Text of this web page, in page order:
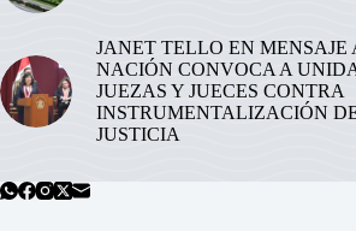
JANET TELLO EN MENSAJE
NACIÓN CONVOCA A
JUEZAS Y JUECES CONTRA
INSTRUMENTALIZACIÓN
JUSTICIA